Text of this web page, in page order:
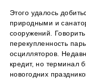
Этого удалось
природными и
сооружений.
перекупленность
осцилляторов.
кредит, но терминал
новогодних